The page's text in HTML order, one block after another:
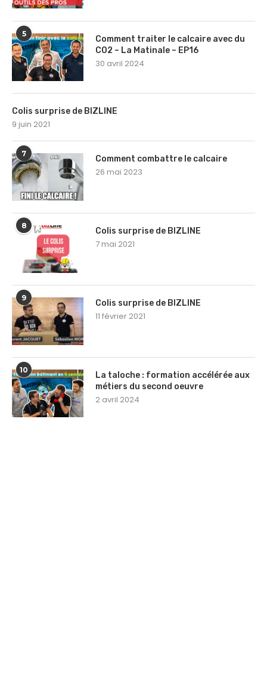
5
Comment traiter le calcaire avec du
CO2 – La Matinale – EP16
30 avril 2024
Colis surprise de BIZLINE
9 juin 2021
7
Comment combattre le calcaire
26 mai 2023
8
Colis surprise de BIZLINE
7 mai 2021
9
Colis surprise de BIZLINE
11 février 2021
10
La taloche : formation accélérée aux
métiers du second oeuvre
2 avril 2024